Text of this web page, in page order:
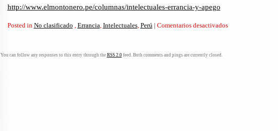
http://www.elmontonero.pe/columnas/intelectuales-errancia-y-apego
Posted in No clasificado Errancia Intelectuales, Perú | Comentarios desactivadosen
You can follow any responses to this entry through the RSS 2.0feed. Both comments and pings are currently closed.